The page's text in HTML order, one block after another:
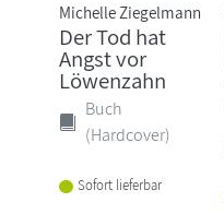
Michelle Ziegelmann
Der Tod hat
Angst vor
Löwenzahn
Buch
(Hardcover)
Sofort lieferbar